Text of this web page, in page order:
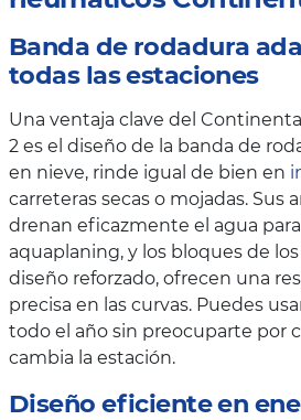
Banda de rodadura
todas las estaciones
Una ventaja clave del
2 es el diseño de la banda de
en nieve, rinde igual de bien en
carreteras secas o mojadas. Sus
drenan eficazmente el agua para
aquaplaning, y los bloques de
diseño reforzado, ofrecen una
precisa en las curvas. Puedes
todo el año sin preocuparte por
cambia la estación.
Diseño eficiente en